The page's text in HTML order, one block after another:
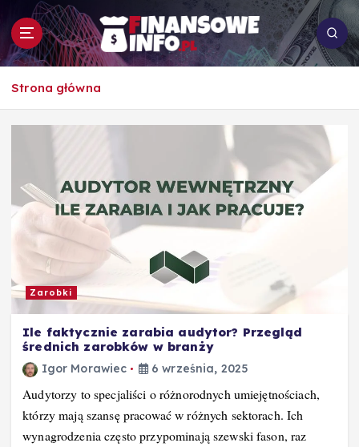
p
To i owo o rachunkowości, pracy, biznesie i
Strona główna
Zarobki
Ile faktycznie zarabia audytor? Przegląd
średnich zarobków w branży
Igor Morawiec 6 września, 2025
Audytorzy to specjaliści o różnorodnych umiejętnościach,
którzy mają szansę pracować w różnych sektorach. Ich
wynagrodzenia często przypominają szewski fason, raz